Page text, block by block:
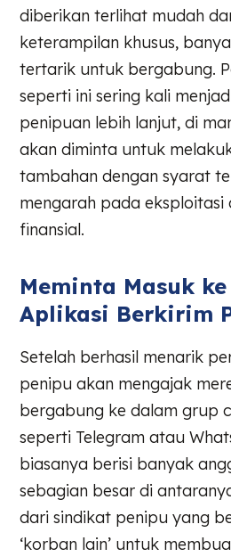
diberikan terlihat mudah
keterampilan khusus,
tertarik untuk bergabung.
seperti ini sering kali
penipuan lebih lanjut, di
akan diminta untuk
tambahan dengan syarat
mengarah pada eksploitasi
finansial.
Meminta Masuk
Aplikasi Berkirim
Setelah berhasil menarik
penipu akan mengajak
bergabung ke dalam grup
seperti Telegram atau
biasanya berisi banyak
sebagian besar di
dari sindikat penipu yang
‘korban lain’ untuk